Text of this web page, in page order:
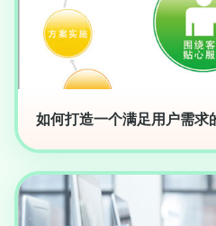
如何打造一个满足用户需求